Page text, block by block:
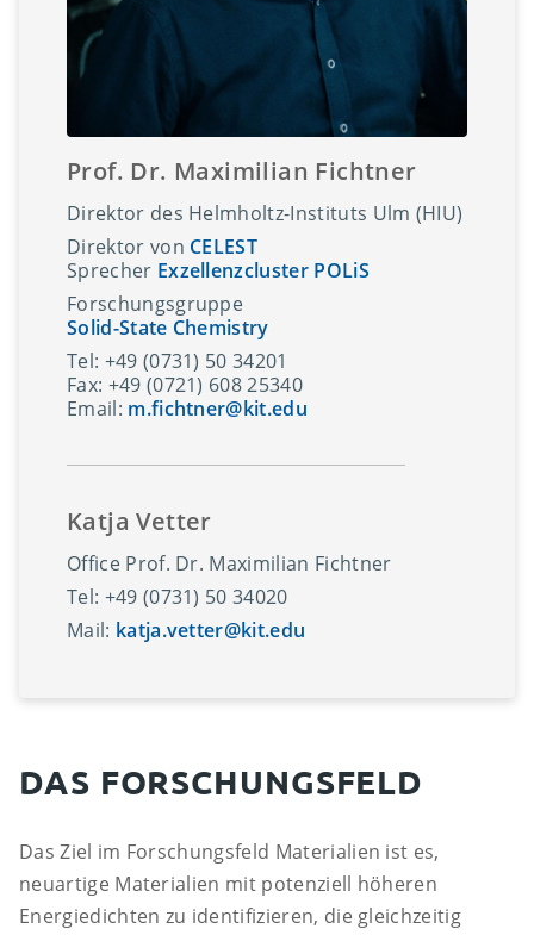
DAS FORSCHUNGSFELD
Das Ziel im Forschungsfeld Materialien ist es,
neuartige Materialien mit potenziell höheren
Energiedichten zu identifizieren, die gleichzeitig
Prof. Dr. Maximilian Fichtner
Direktor des Helmholtz-Instituts Ulm (HIU)
Direktor von CELEST
Sprecher Exzellenzcluster POLiS
Forschungsgruppe
Solid-State Chemistry
Tel: +49 (0731) 50 34201
Fax: +49 (0721) 608 25340
Email: m.fichtner@kit.edu
Katja Vetter
Office Prof. Dr. Maximilian Fichtner
Tel: +49 (0731) 50 34020
Mail: katja.vetter@kit.edu